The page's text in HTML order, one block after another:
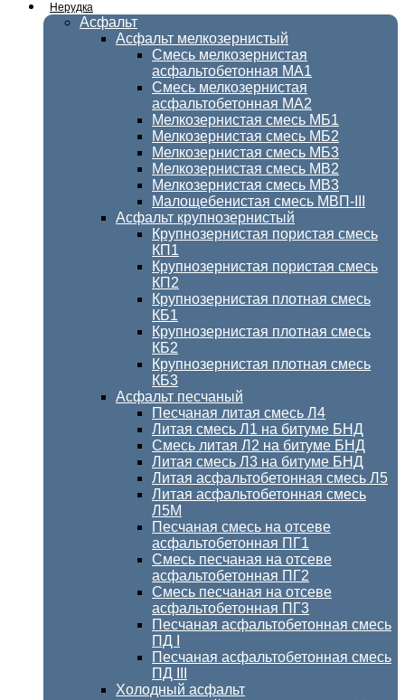
Нерудка
Асфальт
Асфальт мелкозернистый
Смесь мелкозернистая
асфальтобетонная МА1
Смесь мелкозернистая
асфальтобетонная МА2
Мелкозернистая смесь МБ1
Мелкозернистая смесь МБ2
Мелкозернистая смесь МБ3
Мелкозернистая смесь МВ2
Мелкозернистая смесь МВ3
Малощебенистая смесь МВП-III
Асфальт крупнозернистый
Крупнозернистая пористая смесь
КП1
Крупнозернистая пористая смесь
КП2
Крупнозернистая плотная смесь
КБ1
Крупнозернистая плотная смесь
КБ2
Крупнозернистая плотная смесь
КБ3
Асфальт песчаный
Песчаная литая смесь Л4
Литая смесь Л1 на битуме БНД
Смесь литая Л2 на битуме БНД
Литая смесь Л3 на битуме БНД
Литая асфальтобетонная смесь Л5
Литая асфальтобетонная смесь
Л5М
Песчаная смесь на отсеве
асфальтобетонная ПГ1
Смесь песчаная на отсеве
асфальтобетонная ПГ2
Смесь песчаная на отсеве
асфальтобетонная ПГ3
Песчаная асфальтобетонная смесь
ПД I
Песчаная асфальтобетонная смесь
ПД III
Холодный асфальт